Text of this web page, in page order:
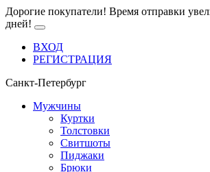
Дорогие покупатели! Время отправки
дней!
ВХОД
РЕГИСТРАЦИЯ
Санкт-Петербург
Мужчины
Куртки
Толстовки
Свитшоты
Пиджаки
Брюки